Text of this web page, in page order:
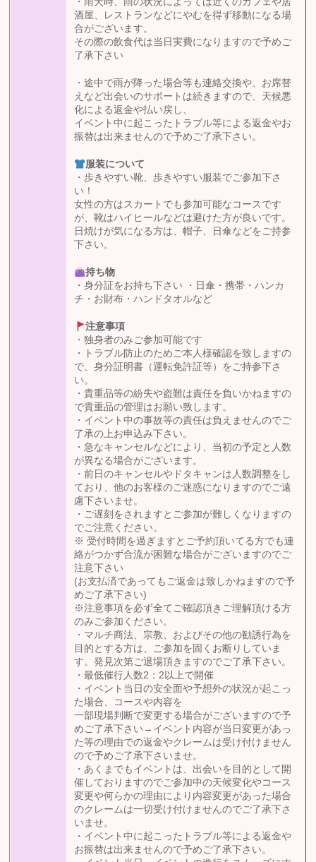
酒屋、レストランなどにやむを得ず移動になる場
合がございます。
その際の飲食代は当日実費になりますので予めご
了承下さい
・途中で雨が降った場合等も連絡交換や、お席替
えなど出会いのサポートは続きますので、天候悪
化による返金や払い戻し、
イベント中に起こったトラブル等による返金やお
振替は出来ませんので予めご了承下さい。
服装について
・歩きやすい靴、歩きやすい服装でご参加下さ
い！
女性の方はスカートでも参加可能なコースです
が、靴はハイヒールなどは避けた方が良いです。
日焼けが気になる方は、帽子、日傘などをご持参
下さい。
持ち物
・身分証をお持ち下さい ・日傘・携帯・ハンカ
チ・お財布・ハンドタオルなど
注意事項
・独身者のみご参加可能です
・トラブル防止のためご本人様確認を致しますの
で、身分証明書（運転免許証等）をご持参下さ
い。
・貴重品等の紛失や盗難は責任を負いかねますの
で貴重品の管理はお願い致します。
・イベント中の事故等の責任は負えませんのでご
了承の上お申込み下さい。
・急なキャンセルなどにより、当初の予定と人数
が異なる場合がございます。
・前日のキャンセルやドタキャンは人数調整をし
ており、他のお客様のご迷惑になりますのでご遠
慮下さいませ。
・ご遅刻をされますとご参加が難しくなりますの
でご注意ください。
※ 受付時間を過ぎますとご予約頂いてる方でも連
絡がつかず合流が困難な場合がございますのでご
注意下さい
(お支払済であってもご返金は致しかねますので予
めご了承下さい)
※注意事項を必ず全てご確認頂きご理解頂ける方
のみご参加ください。
・マルチ商法、宗教、およびその他の勧誘行為を
目的とする方は、ご参加を固くお断りしていま
す。発見次第ご退場頂きますのでご了承下さい。
・最低催行人数2：2以上で開催
・イベント当日の安全面や予想外の状況が起こっ
た場合、コースや内容を
一部現場判断で変更する場合がございますので予
めご了承下さい→イベント内容が当日変更があっ
た等の理由での返金やクレームは受け付けません
ので予めご了承下さいませ。
・あくまでもイベントは、出会いを目的として開
催しておりますのでご参加中の天候変化やコース
変更や何らかの理由により内容変更があった場合
のクレームは一切受け付けませんのでご了承下さ
いませ。
・イベント中に起こったトラブル等による返金や
お振替は出来ませんので予めご了承下さい。